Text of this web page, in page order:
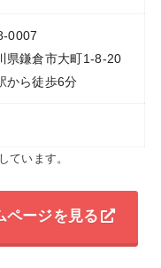
0007
県鎌倉市大町1-8-20
から徒歩6分
ています。
ページを見る